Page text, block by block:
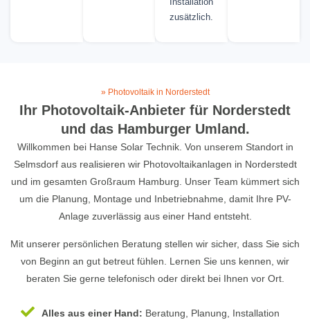
zusätzlich.
» Photovoltaik in Norderstedt
Ihr Photovoltaik-Anbieter für Norderstedt
und das Hamburger Umland.
Willkommen bei Hanse Solar Technik. Von unserem Standort in
Selmsdorf aus realisieren wir Photovoltaikanlagen in Norderstedt
und im gesamten Großraum Hamburg. Unser Team kümmert sich
um die Planung, Montage und Inbetriebnahme, damit Ihre PV-
Anlage zuverlässig aus einer Hand entsteht.
Mit unserer persönlichen Beratung stellen wir sicher, dass Sie sich
von Beginn an gut betreut fühlen. Lernen Sie uns kennen, wir
beraten Sie gerne telefonisch oder direkt bei Ihnen vor Ort.
Alles aus einer Hand: Beratung, Planung, Installation